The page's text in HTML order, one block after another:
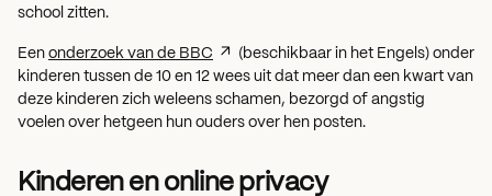
school zitten.
Een onderzoek van de BBC
(beschikbaar in het Engels) onder
kinderen tussen de 10 en 12 wees uit dat meer dan een kwart van
deze kinderen zich weleens schamen, bezorgd of angstig
voelen over hetgeen hun ouders over hen posten.
Kinderen en online privacy